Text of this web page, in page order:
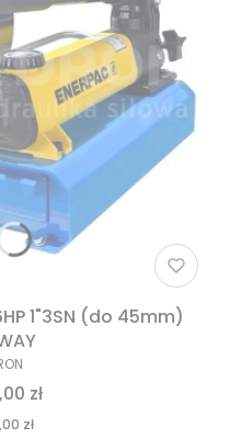
1"3SN (do 45mm)
zł
zł